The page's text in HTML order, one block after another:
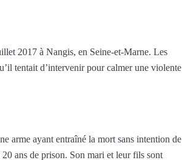
2017 à Nangis, en Seine-et-Marne. Les
tentait d’intervenir pour calmer une violente
arme ayant entraîné la mort sans intention de
ans de prison. Son mari et leur fils sont